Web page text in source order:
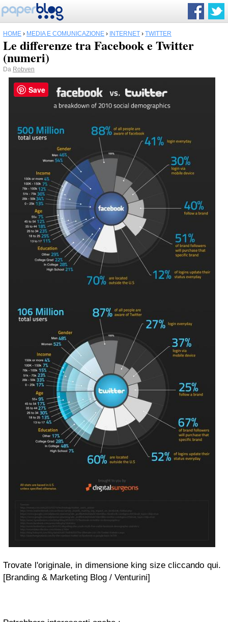
HOME › MEDIA E COMUNICAZIONE › INTERNET › TWITTER
Le differenze tra Facebook e Twitter
(numeri)
Da Robven
Trovate l'originale, in dimensione king size cliccando qui.
[Branding & Marketing Blog / Venturini]
Save